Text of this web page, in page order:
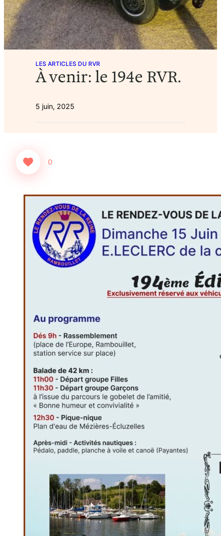
LES ARTICLES DU RVR
À venir: le 194e RVR.
5 juin, 2025
0